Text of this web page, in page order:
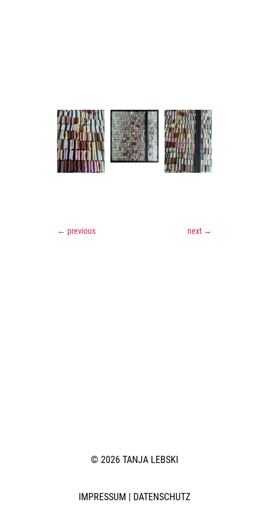
← previous next →
© 2026 TANJA LEBSKI
IMPRESSUM DATENSCHUTZ